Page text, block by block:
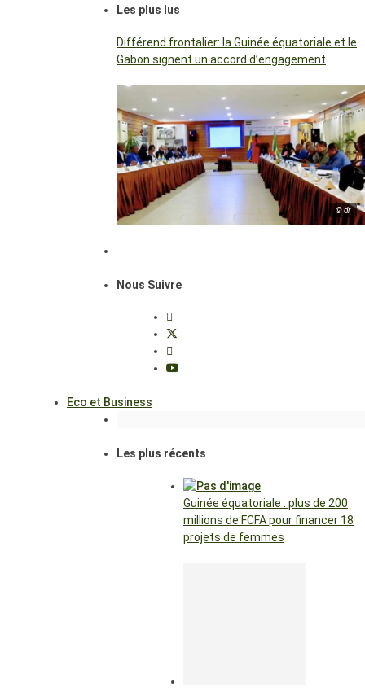
Les plus lus
Différend frontalier: la Guinée équatoriale et le
Gabon signent un accord d’engagement
© dr
Nous Suivre
Eco et Business
Les plus récents
Guinée équatoriale : plus de 200
millions de FCFA pour financer 18
projets de femmes